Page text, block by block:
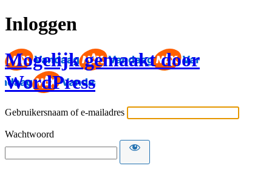
Inloggen
Mogelijk gemaakt door
WordPress
Gebruikersnaam of e-mailadres
Wachtwoord